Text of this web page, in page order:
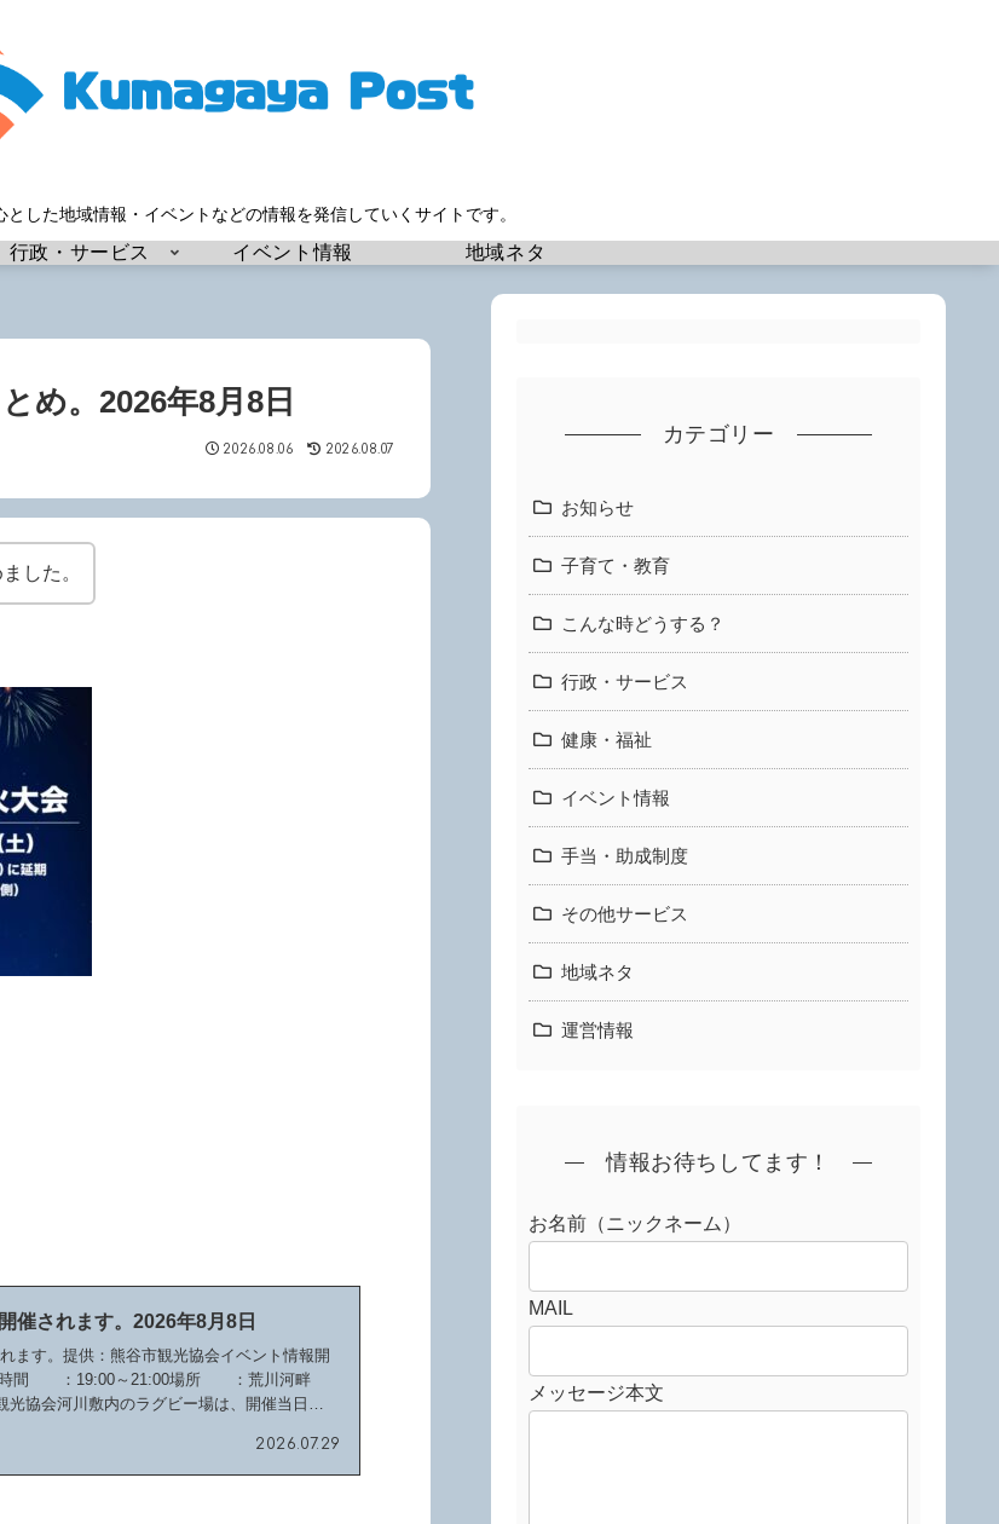
した地域情報・イベントなどの情報を発信していくサイトです。
行政・サービス イベント情報 地域ネタ
め。2026年8月8日
2026.08.06 2026.08.07
した。
催されます。2026年8月8日
ます。提供：熊谷市観光協会イベント情報開
時間 ：19:00～21:00場所 ：荒川河畔
光協会河川敷内のラグビー場は、開催当日
2026.07.29
カテゴリー
お知らせ
子育て・教育
こんな時どうする？
行政・サービス
健康・福祉
イベント情報
手当・助成制度
その他サービス
地域ネタ
運営情報
情報お待ちしてます！
お名前（ニックネーム）
MAIL
メッセージ本文